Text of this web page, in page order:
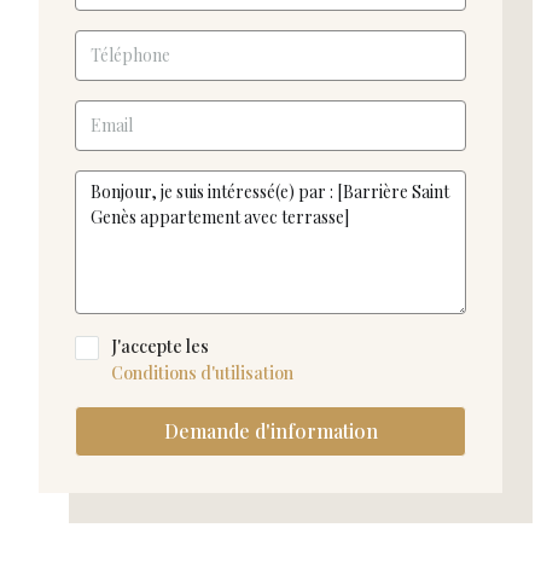
J'accepte les
Conditions d'utilisation
Demande d'information